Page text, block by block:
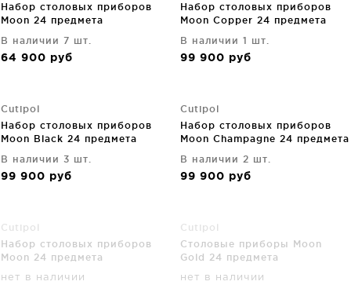
Набор столовых приборов
Moon 24 предмета
В наличии 7 шт.
64 900 руб
Набор столовых приборов
Moon Copper 24 предмета
В наличии 1 шт.
99 900 руб
Cutipol
Набор столовых приборов
Moon Black 24 предмета
В наличии 3 шт.
99 900 руб
Cutipol
Набор столовых приборов
Moon Champagne 24 предмета
В наличии 2 шт.
99 900 руб
Cutipol
Набор столовых приборов
Moon 24 предмета
нет в наличии
Cutipol
Cтоловые приборы Moon
Gold 24 предмета
нет в наличии